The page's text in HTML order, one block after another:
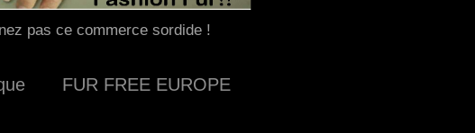
pas ce commerce sordide !
FUR FREE EUROPE